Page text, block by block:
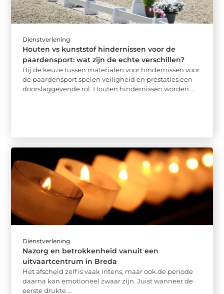
Dienstverlening
Houten vs kunststof hindernissen voor de
paardensport: wat zijn de echte verschillen?
Bij de keuze tussen materialen voor hindernissen voor
de paardensport spelen veiligheid en prestaties een
doorslaggevende rol. Houten hindernissen worden ...
Dienstverlening
Nazorg en betrokkenheid vanuit een
uitvaartcentrum in Breda
Het afscheid zelf is vaak intens, maar ook de periode
daarna kan emotioneel zwaar zijn. Juist wanneer de
eerste drukte ...